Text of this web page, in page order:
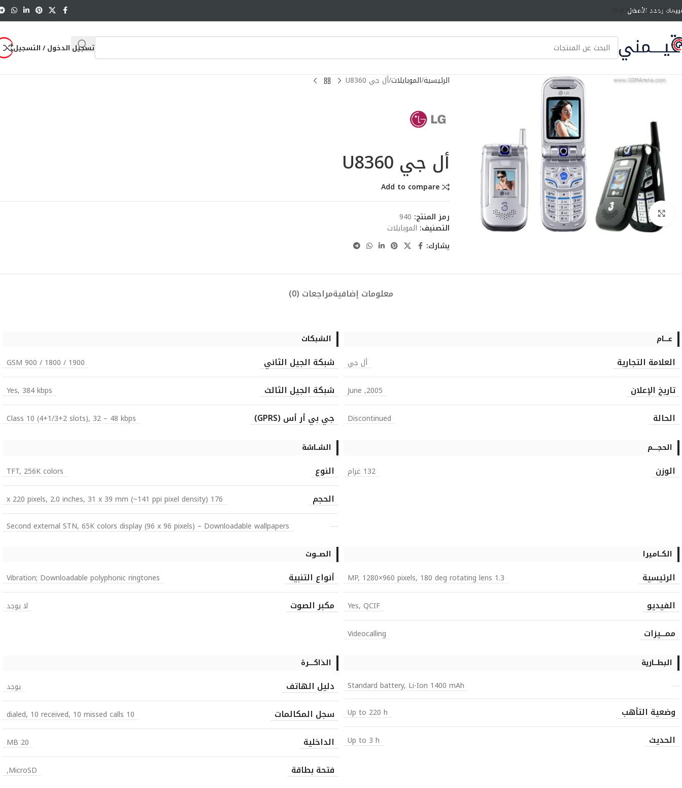
Skip to main content
يحدد الأفضل
تسجيل الدخول / التسجيل
انقر للتكبير
الرئيسية الموبايلاتأل جي U8360
أل جي U8360
Add to compare
رمز المنتج: 940
التصنيف: الموبايلات
يشارك:
معلومات إضافيةمراجعات (0)
عــــام
العلامة التجارية أل جي
تاريخ الإعلان 2005, June
الحالة Discontinued
الشبكات
شبكة الجيل الثاني GSM 900 / 1800 / 1900
شبكة الجيل الثالث Yes, 384 kbps
جي بي أر أس (GPRS) Class 10 (4+1/3+2 slots), 32 – 48 kbps
الحجـــــم
الوزن 132 غرام
الشــاشة
النوع TFT, 256K colors
الحجم
176 x 220 pixels, 2.0 inches, 31 x 39 mm (~141 ppi pixel density)
Second external STN, 65K colors display (96 x 96 pixels) – Downloadable wallpapers
الكــاميرا
الرئيسية 1.3 MP, 1280×960 pixels, 180 deg rotating lens
الفيديو Yes, QCIF
ممـــيزات Videocalling
الصـــوت
أنواع التنبية Vibration; Downloadable polyphonic ringtones
مكبر الصوت لا يوجد
البطـــارية
Standard battery, Li-Ion 1400 mAh
وضعية التأهب Up to 220 h
الحديث Up to 3 h
الذاكـــــرة
دليل الهاتف يوجد
سجل المكالمات 10 dialed, 10 received, 10 missed calls
الداخلية 20 MB
فتحة بطاقة MicroSD,